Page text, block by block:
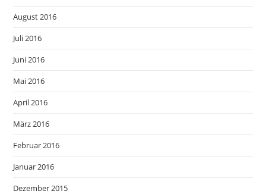
August 2016
Juli 2016
Juni 2016
Mai 2016
April 2016
März 2016
Februar 2016
Januar 2016
Dezember 2015